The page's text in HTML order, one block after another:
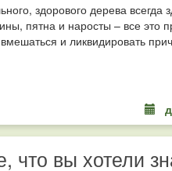
здорового дерева
пятна и наросты – все это
и ликвидировать
что вы хотели